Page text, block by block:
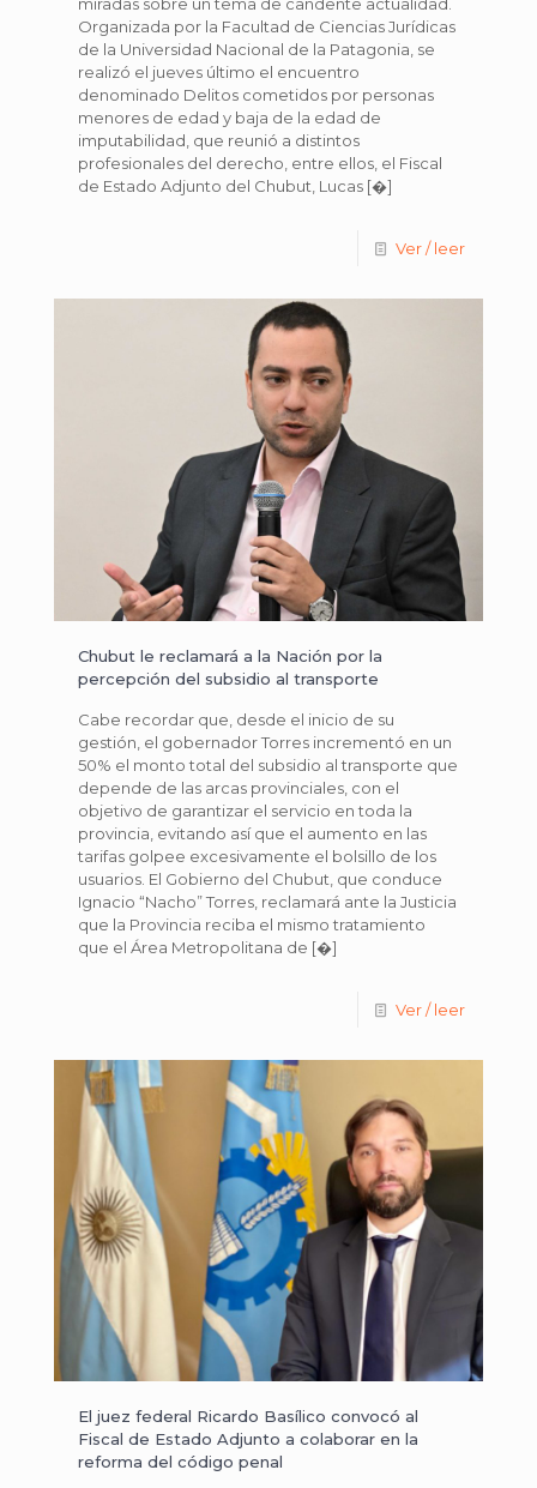
Organizada por la Facultad de Ciencias Jurídicas
de la Universidad Nacional de la Patagonia, se
realizó el jueves último el encuentro
denominado Delitos cometidos por personas
menores de edad y baja de la edad de
imputabilidad, que reunió a distintos
profesionales del derecho, entre ellos, el Fiscal
de Estado Adjunto del Chubut, Lucas [�]
Ver / leer
Chubut le reclamará a la Nación por la
percepción del subsidio al transporte
Cabe recordar que, desde el inicio de su
gestión, el gobernador Torres incrementó en un
50% el monto total del subsidio al transporte que
depende de las arcas provinciales, con el
objetivo de garantizar el servicio en toda la
provincia, evitando así que el aumento en las
tarifas golpee excesivamente el bolsillo de los
usuarios. El Gobierno del Chubut, que conduce
Ignacio “Nacho” Torres, reclamará ante la Justicia
que la Provincia reciba el mismo tratamiento
que el Área Metropolitana de [�]
Ver / leer
El juez federal Ricardo Basílico convocó al
Fiscal de Estado Adjunto a colaborar en la
reforma del código penal